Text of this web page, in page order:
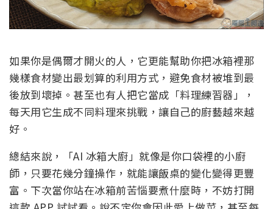
如果你是偶爾才開火的人，它更能幫助你把冰箱裡那
幾樣食材變出最划算的利用方式，避免食材被堆到最
後放到壞掉。甚至也有人把它當成「料理練習器」，
每天用它生成不同料理來挑戰，讓自己的廚藝越來越
好。
總結來說，「AI 冰箱大廚」就像是你口袋裡的小廚
師，只要花幾分鐘操作，就能讓飯桌的變化變得更豐
富。下次當你站在冰箱前苦惱要煮什麼時，不妨打開